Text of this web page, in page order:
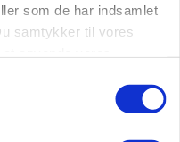
som de har indsamlet
samtykker til vores
udfordrer